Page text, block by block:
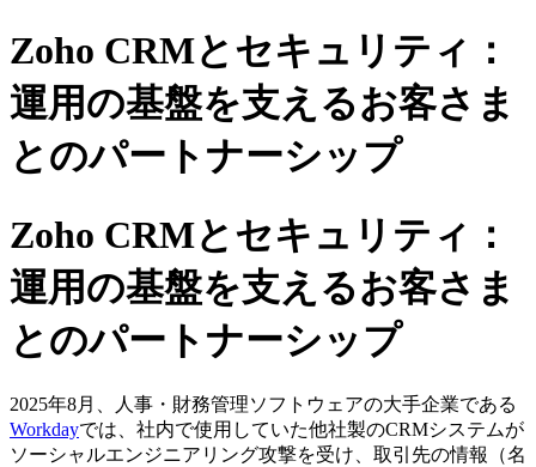
Zoho CRMとセキュリティ：
運用の基盤を支えるお客さま
とのパートナーシップ
Zoho CRMとセキュリティ：
運用の基盤を支えるお客さま
とのパートナーシップ
2025年8月、人事・財務管理ソフトウェアの大手企業である
Workdayでは、社内で使用していた他社製のCRMシステムが
ソーシャルエンジニアリング攻撃を受け、取引先の情報（名